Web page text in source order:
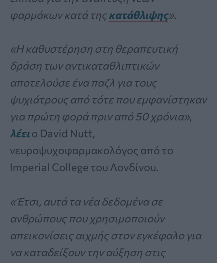
φαρμάκων κατά τηςκατάθλιψης».
«Η καθυστέρηση στη θεραπευτική
δράση των αντικαταθλιπτικών
αποτελούσε ένα παζλ για τους
ψυχιάτρους από τότε που εμφανίστηκαν
για πρώτη φορά πριν από 50 χρόνια»,
λέειο David Nutt,
νευροψυχοφαρμακολόγος από το
Imperial College του Λονδίνου.
«Έτσι, αυτά τα νέα δεδομένα σε
ανθρώπους που χρησιμοποιούν
απεικονίσεις αιχμής στον εγκέφαλο για
να καταδείξουν την αύξηση στις